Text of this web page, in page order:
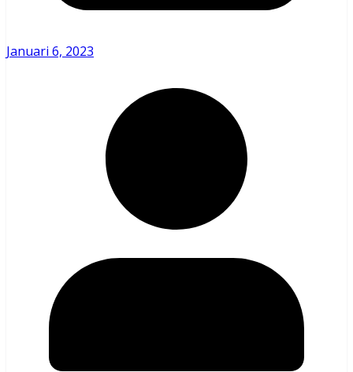
Januari 6, 2023